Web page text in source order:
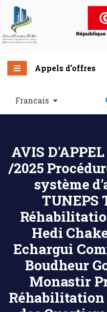
Appels d’offres
Francais
AVIS D'APPEL
/2025
système
TUNEPS
Hedi
Echargui
Boudheur
Monastir
Réhabilitation